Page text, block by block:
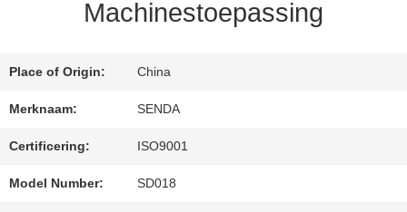
EEN
OFFERTE
SITEMAP
Machinestoepassing
Place of Origin: China
Merknaam: SENDA
Certificering: ISO9001
Model Number: SD018